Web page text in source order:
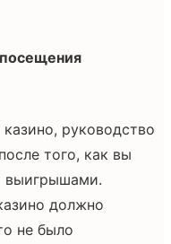
руководство
того, как вы
выигрышами.
должно
не было